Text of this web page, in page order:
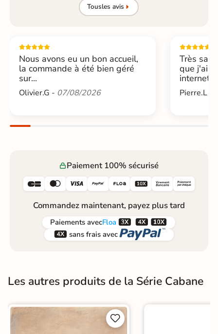
Tousles avis
Nous avons eu un bon accueil,
la commande à été bien géré
sur...
Olivier.G - 07/08/2026
Très
que j'ai
internet....
Pierre.L -
Paiement 100% sécurisé
     
Commandez maintenant, payez plus tard
Paiements avecFloa  
 sans frais avec 
Les autres produits de la Série Cabane

